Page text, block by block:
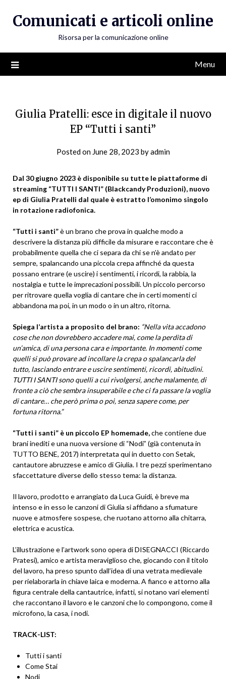
Comunicati e articoli online
Risorsa per la comunicazione online
Menu
Giulia Pratelli: esce in digitale il nuovo
EP “Tutti i santi”
Posted on June 28, 2023 byadmin
Dal 30 giugno 2023 è disponibile su tutte le piattaforme di
streaming “TUTTI I SANTI” (Blackcandy Produzioni), nuovo
ep di Giulia Pratelli dal quale è estratto l’omonimo singolo
in rotazione radiofonica.
“Tutti i santi”è un brano che prova in qualche modo a
descrivere la distanza più difficile da misurare e raccontare che è
probabilmente quella che ci separa da chi se n’è andato per
sempre, spalancando una piccola crepa affinché da questa
possano entrare (e uscire) i sentimenti, i ricordi, la rabbia, la
nostalgia e tutte le imprecazioni possibili. Un piccolo percorso
per ritrovare quella voglia di cantare che in certi momenti ci
abbandona ma poi, in un modo o in un altro, ritorna.
Spiega l’artista a proposito del brano: “Nella vita accadono
cose che non dovrebbero accadere mai, come la perdita di
un’amica, di una persona cara e importante. In momenti come
quelli si può provare ad incollare la crepa o spalancarla del
tutto, lasciando entrare e uscire sentimenti, ricordi, abitudini.
TUTTI I SANTI sono quelli a cui rivolgersi, anche malamente, di
fronte a ciò che sembra insuperabile e che ci fa passare la voglia
di cantare… che però prima o poi, senza sapere come, per
fortuna ritorna.”
“Tutti i santi” è un piccolo EP homemade,che contiene due
brani inediti e una nuova versione di “Nodi” (già contenuta in
TUTTO BENE, 2017) interpretata qui in duetto con Setak,
cantautore abruzzese e amico di Giulia. I tre pezzi sperimentano
sfaccettature diverse dello stesso tema: la distanza.
Il lavoro, prodotto e arrangiato da Luca Guidi, è breve ma
intenso e in esso le canzoni di Giulia si affidano a sfumature
nuove e atmosfere sospese, che ruotano attorno alla chitarra,
elettrica e acustica.
L’illustrazione e l’artwork sono opera di DISEGNACCI (Riccardo
Pratesi), amico e artista meraviglioso che, giocando con il titolo
del lavoro, ha preso spunto dall’idea di una vetrata medievale
per rielaborarla in chiave laica e moderna. A fianco e attorno alla
figura centrale della cantautrice, infatti, si notano vari elementi
che raccontano il lavoro e le canzoni che lo compongono, come il
microfono, la casa, i nodi.
TRACK-LIST:
Tutti i santi
Come Stai
Nodi